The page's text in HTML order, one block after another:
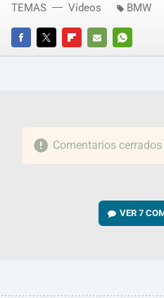
FACEBOOKTWITTERFLIPBOARD
E-
WHATSAPP
TEMAS Vídeos BMW
Comentarios cerrados
VER7